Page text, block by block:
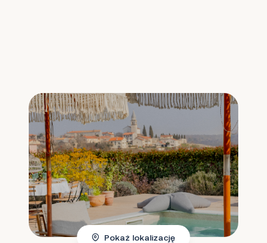
Pokaż lokalizację